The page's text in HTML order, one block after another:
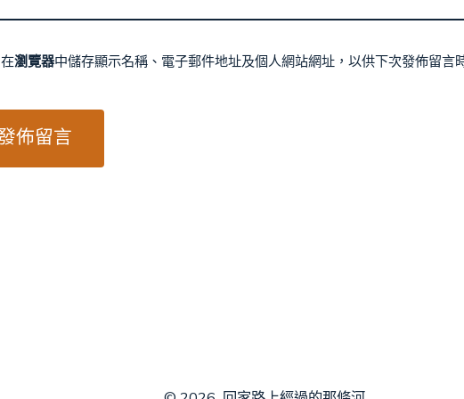
在瀏覽器中儲存顯示名稱、電子郵件地址及個人網站網址，以供下次發佈留言